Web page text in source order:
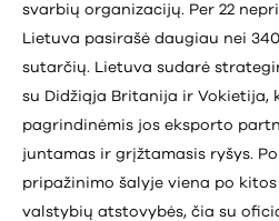
svarbių organizacijų. Per 22
Lietuva pasirašė daugiau nei
sutarčių. Lietuva sudarė
su Didžiąja Britanija ir Vokietija,
pagrindinėmis jos eksporto
juntamas ir grįžtamasis ryšys.
pripažinimo šalyje viena po
valstybių atstovybės, čia su